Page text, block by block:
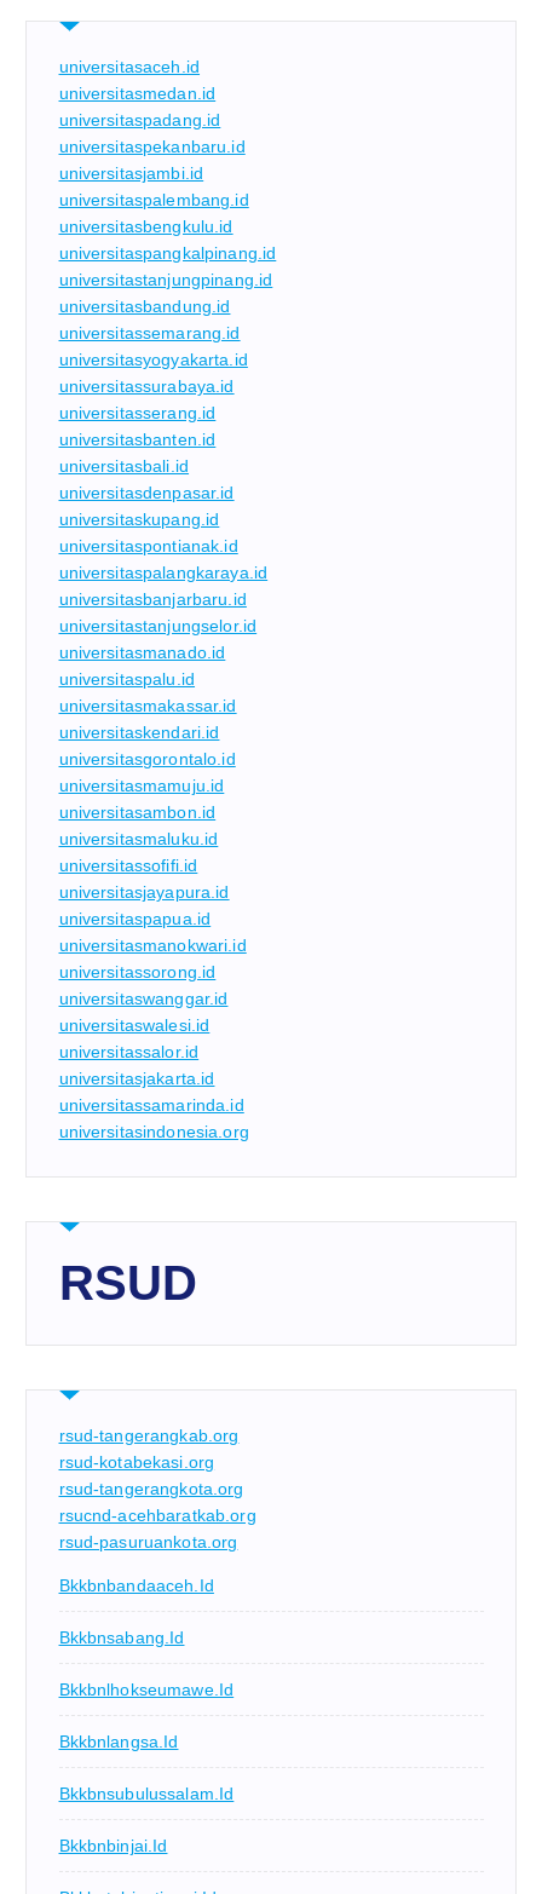
universitasaceh.id
universitasmedan.id
universitaspadang.id
universitaspekanbaru.id
universitasjambi.id
universitaspalembang.id
universitasbengkulu.id
universitaspangkalpinang.id
universitastanjungpinang.id
universitasbandung.id
universitassemarang.id
universitasyogyakarta.id
universitassurabaya.id
universitasserang.id
universitasbanten.id
universitasbali.id
universitasdenpasar.id
universitaskupang.id
universitaspontianak.id
universitaspalangkaraya.id
universitasbanjarbaru.id
universitastanjungselor.id
universitasmanado.id
universitaspalu.id
universitasmakassar.id
universitaskendari.id
universitasgorontalo.id
universitasmamuju.id
universitasambon.id
universitasmaluku.id
universitassofifi.id
universitasjayapura.id
universitaspapua.id
universitasmanokwari.id
universitassorong.id
universitaswanggar.id
universitaswalesi.id
universitassalor.id
universitasjakarta.id
universitassamarinda.id
universitasindonesia.org
RSUD
rsud-tangerangkab.org
rsud-kotabekasi.org
rsud-tangerangkota.org
rsucnd-acehbaratkab.org
rsud-pasuruankota.org
Bkkbnbandaaceh.id
Bkkbnsabang.id
Bkkbnlhokseumawe.id
Bkkbnlangsa.id
Bkkbnsubulussalam.id
Bkkbnbinjai.id